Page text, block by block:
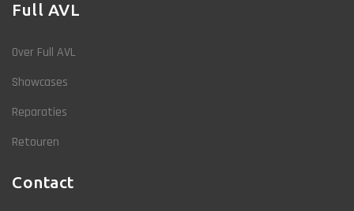
Full AVL
Over Full AVL
Showcases
Reparaties
Retouren
Contact